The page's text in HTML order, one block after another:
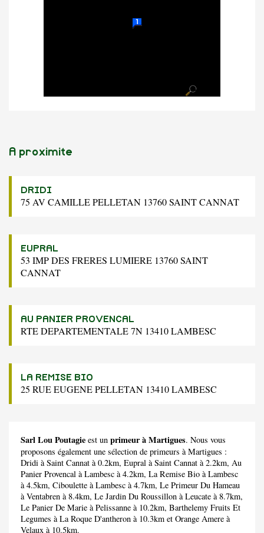
A proximite
DRIDI
75 AV CAMILLE PELLETAN 13760 SAINT CANNAT
EUPRAL
53 IMP DES FRERES LUMIERE 13760 SAINT
CANNAT
AU PANIER PROVENCAL
RTE DEPARTEMENTALE 7N 13410 LAMBESC
LA REMISE BIO
25 RUE EUGENE PELLETAN 13410 LAMBESC
Sarl Lou Poutagie est un primeur à Martigues. Nous vous
proposons également une sélection de primeurs à Martigues :
Dridi à Saint Cannat à 0.2km, Eupral à Saint Cannat à 2.2km, Au
Panier Provencal à Lambesc à 4.2km, La Remise Bio à Lambesc
à 4.5km, Ciboulette à Lambesc à 4.7km, Le Primeur Du Hameau
à Ventabren à 8.4km, Le Jardin Du Roussillon à Leucate à 8.7km,
Le Panier De Marie à Pelissanne à 10.2km, Barthelemy Fruits Et
Legumes à La Roque D'antheron à 10.3km et Orange Amere à
Velaux à 10.5km.